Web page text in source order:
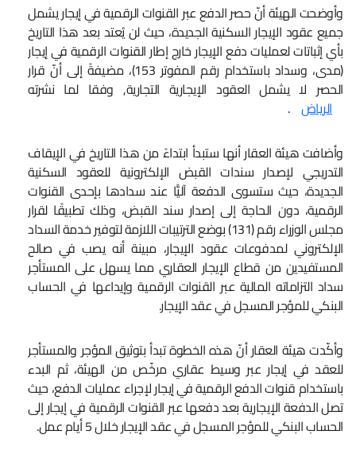
وأوضحت الهيئة أنّ حصر الدفع عبر القنوات الرقمية في إيجار يشمل
جميع عقود الإيجار السكنية الجديدة، حيث لن يُعتد بعد هذا التاريخ
بأي إثباتات لعمليات دفع الإيجار خارج إطار القنوات الرقمية في إيجار
(مدى، وسداد باستخدام رقم المفوتر 153)، مضيفةً إلى أنّ قرار
الحصر لا يشمل العقود الإيجارية التجارية, وفقا لما نشرته
الرياض .
وأضافت هيئة العقار أنها ستبدأ ابتداءً من هذا التاريخ في الإيقاف
التدريجي لإصدار سندات القبض الإلكترونية للعقود السكنية
الجديدة، حيث ستسوى الدفعة آليًّا عند سدادها بإحدى القنوات
الرقمية، دون الحاجة إلى إصدار سند القبض، وذلك تطبيقًا لقرار
مجلس الوزراء رقم (131) بوضع الترتيبات اللازمة لتوفير خدمة السداد
الإلكتروني لمدفوعات عقود الإيجار، مبينة أنه يصب في صالح
المستفيدين من قطاع الإيجار العقاري مما يسهل على المستأجر
سداد التزاماته المالية عبر القنوات الرقمية وإيداعها في الحساب
البنكي للمؤجر المسجل في عقد الإيجار.
وأكّدت هيئة العقار أنّ هذه الخطوة تبدأ بتوثيق المؤجر والمستأجر
للعقد في إيجار عبر وسيط عقاري مرخّص من الهيئة، ثم البدء
باستخدام قنوات الدفع الرقمية في إيجار لإجراء عمليات الدفع، حيث
تصل الدفعة الإيجارية بعد دفعها عبر القنوات الرقمية في إيجار إلى
الحساب البنكي للمؤجر المسجل في عقد الإيجار خلال 5 أيام عمل.